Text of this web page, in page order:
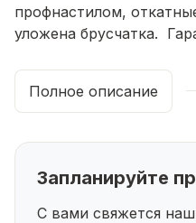
профнастилом,
уложена брусчатка.
огород.
Покупка возможно за
полностью готовы к
предварительной
записывайтесь на
Полное описание
Запланируйте
С вами свяжется